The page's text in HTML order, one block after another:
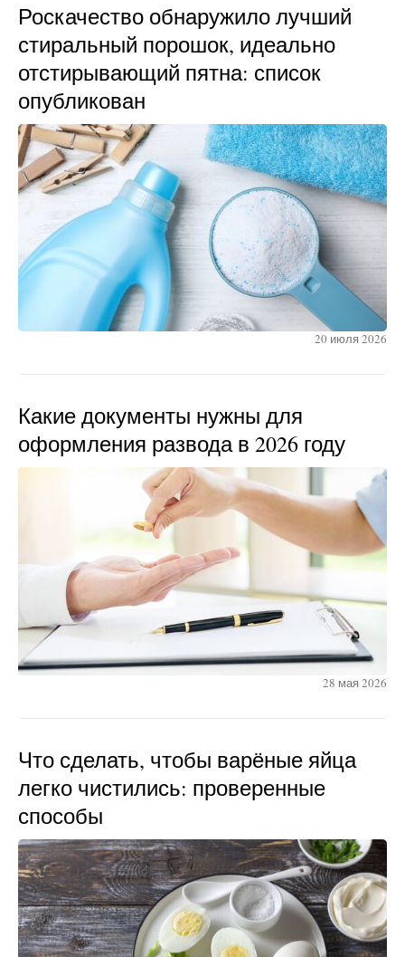
Роскачество обнаружило лучший
стиральный порошок, идеально
отстирывающий пятна: список
опубликован
20 июля 2026
Какие документы нужны для
оформления развода в 2026 году
28 мая 2026
Что сделать, чтобы варёные яйца
легко чистились: проверенные
способы